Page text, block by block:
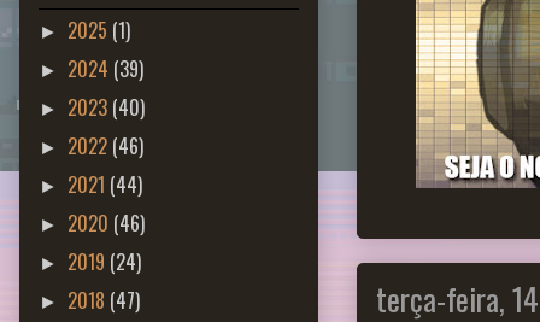
terça-feira,
► 2025 (1)
► 2024 (39)
► 2023 (40)
► 2022 (46)
► 2021 (44)
► 2020 (46)
► 2019 (24)
► 2018 (47)